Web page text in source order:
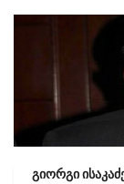
გიორგი